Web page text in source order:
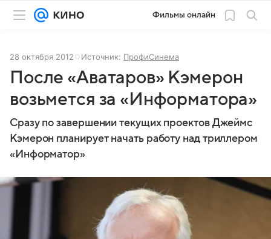
Фильмы онлайн
28 октября 2012 Источник: ПрофиСинема
После «Аватаров» Кэмерон
возьмется за «Информатора»
Сразу по завершении текущих проектов Джеймс
Кэмерон планирует начать работу над триллером
«Информатор»